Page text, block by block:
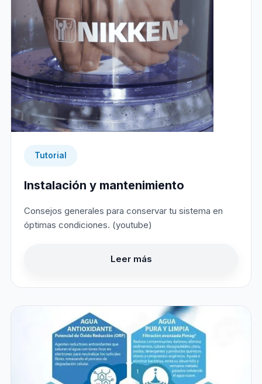
Tutorial
Instalación y mantenimiento
Consejos generales para conservar tu sistema en
óptimas condiciones. (youtube)
Leer más